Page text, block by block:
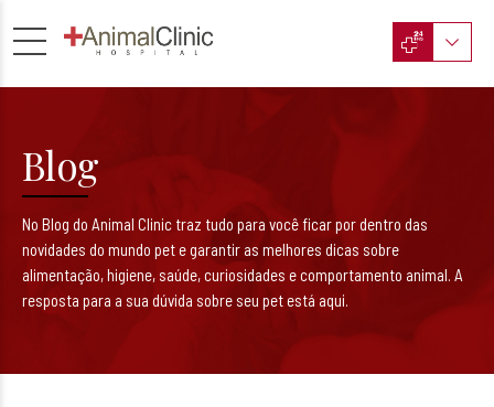
Blog
No Blog do Animal Clinic traz tudo para você ficar por dentro das
novidades do mundo pet e garantir as melhores dicas sobre
alimentação, higiene, saúde, curiosidades e comportamento animal. A
resposta para a sua dúvida sobre seu pet está aqui.